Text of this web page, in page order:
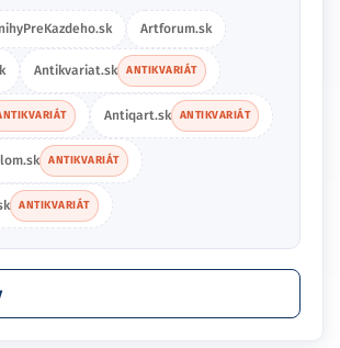
Artforum.sk
Antikvariat.sk ANTIKVARIÁT
Antiqart.sk ANTIKVARIÁT
ANTIKVARIÁT
ANTIKVARIÁT